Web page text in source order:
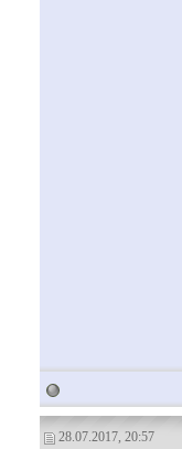
28.07.2017, 20:57